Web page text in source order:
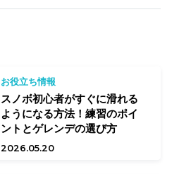
お役立ち情報
スノボ初心者がすぐに滑れる
ようになる方法！練習のポイ
ントとゲレンデの選び方
2026.05.20